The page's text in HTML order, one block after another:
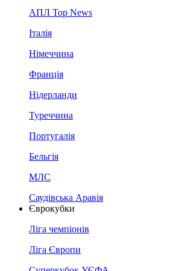
АПЛ Top News
Італія
Німеччина
Франція
Нідерланди
Туреччина
Португалія
Бельгія
МЛС
Саудівська Аравія
Єврокубки
Ліга чемпіонів
Ліга Європи